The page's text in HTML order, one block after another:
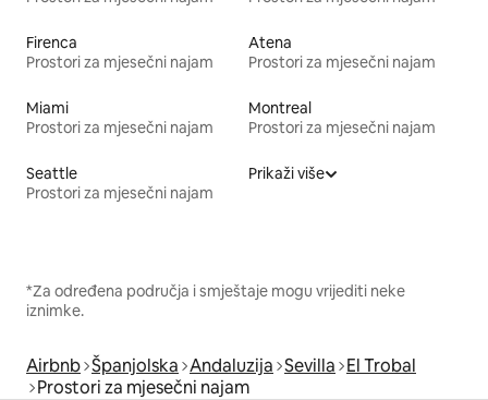
Firenca
Prostori za mjesečni najam
Atena
Prostori za mjesečni najam
Miami
Prostori za mjesečni najam
Montreal
Prostori za mjesečni najam
Seattle
Prostori za mjesečni najam
Prikaži više
*Za određena područja i smještaje mogu vrijediti neke
iznimke.
Airbnb Španjolska Andaluzija Sevilla El Trobal
Prostori za mjesečni najam